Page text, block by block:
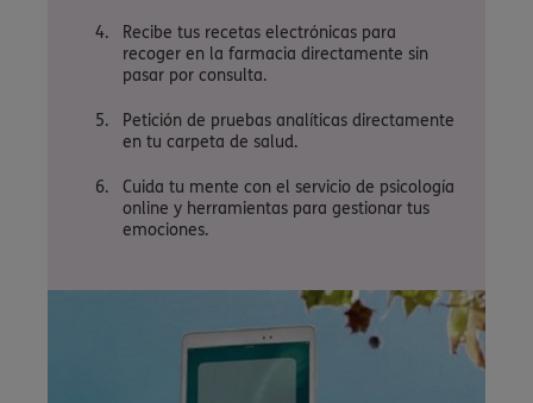
Recibe tus recetas electrónicas para
recoger en la farmacia directamente sin
pasar por consulta.
Petición de pruebas analíticas directamente
en tu carpeta de salud.
Cuida tu mente con el servicio de psicología
online y herramientas para gestionar tus
emociones.